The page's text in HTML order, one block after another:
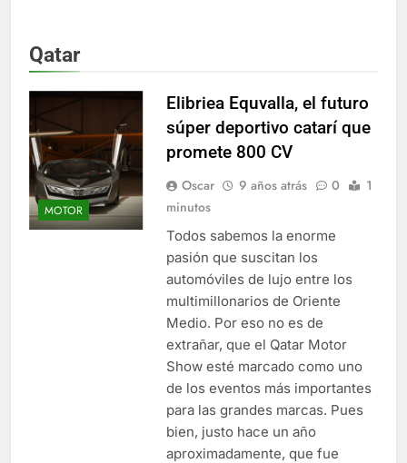
Qatar
MOTOR
Elibriea Equvalla, el futuro
súper deportivo catarí que
promete 800 CV
Oscar 9 años atrás 0
1
minutos
Todos sabemos la enorme
pasión que suscitan los
automóviles de lujo entre los
multimillonarios de Oriente
Medio. Por eso no es de
extrañar, que el Qatar Motor
Show esté marcado como uno
de los eventos más importantes
para las grandes marcas. Pues
bien, justo hace un año
aproximadamente, que fue